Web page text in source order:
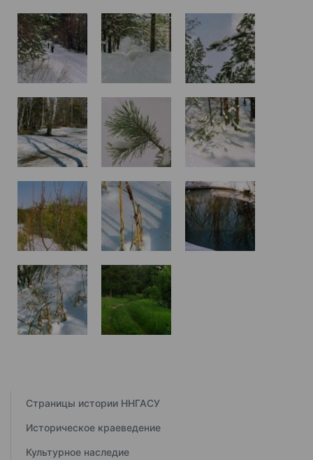
Страницы истории ННГАСУ
Историческое краеведение
Культурное наследие